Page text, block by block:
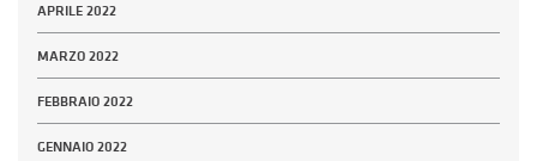
APRILE 2022
MARZO 2022
FEBBRAIO 2022
GENNAIO 2022